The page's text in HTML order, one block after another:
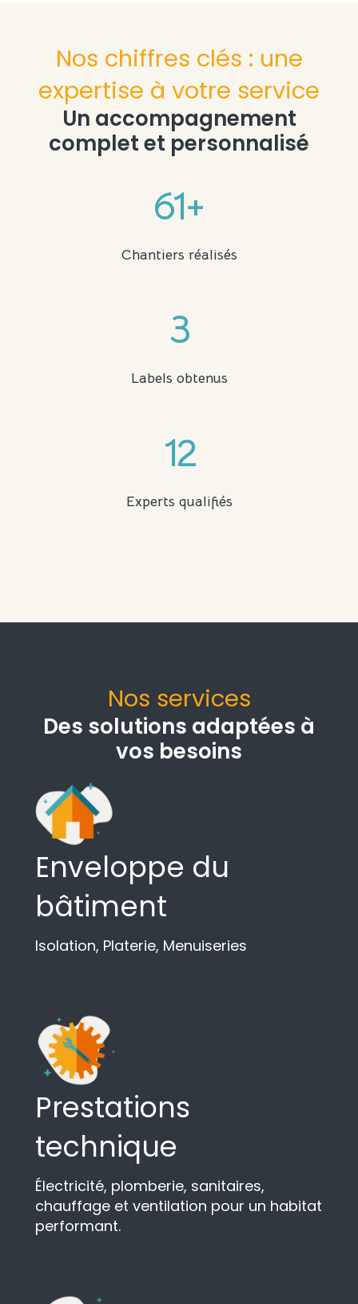
Nos chiffres clés : une
expertise à votre service
Un accompagnement
complet et personnalisé
61+
Chantiers réalisés
3
Labels obtenus
12
Experts qualifiés
Nos services
Des solutions adaptées à
vos besoins
Enveloppe du
bâtiment
Isolation, Platerie, Menuiseries
Prestations
technique
Électricité, plomberie, sanitaires,
chauffage et ventilation pour un habitat
performant.